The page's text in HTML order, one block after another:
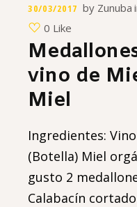
30/03/2017 by Zunuba
0 Like
vino de
Miel
Ingredientes:
(Botella) Miel
gusto 2
Calabacín